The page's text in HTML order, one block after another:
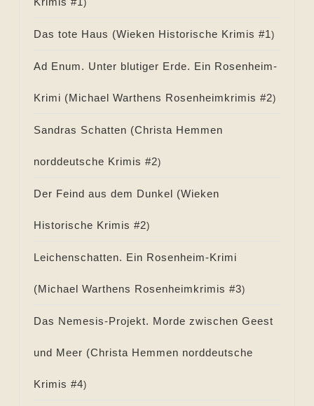
)
Das tote Haus (Wieken Historische Krimis #1)
Ad Enum. Unter blutiger Erde. Ein Rosenheim-
Krimi (Michael Warthens Rosenheimkrimis #2)
Sandras Schatten (Christa Hemmen
norddeutsche Krimis #2)
Der Feind aus dem Dunkel (Wieken
Historische Krimis #2)
Leichenschatten. Ein Rosenheim-Krimi
(Michael Warthens Rosenheimkrimis #3)
Das Nemesis-Projekt. Morde zwischen Geest
und Meer (Christa Hemmen norddeutsche
Krimis #4)